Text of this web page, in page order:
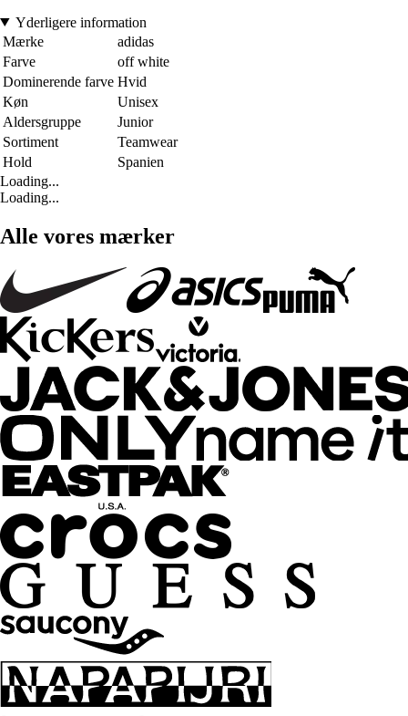
Yderligere information
Mærke
adidas
Farve
off white
Dominerende farve Hvid
Køn
Unisex
Aldersgruppe
Junior
Sortiment
Teamwear
Hold
Spanien
Loading...
Loading...
Alle vores mærker